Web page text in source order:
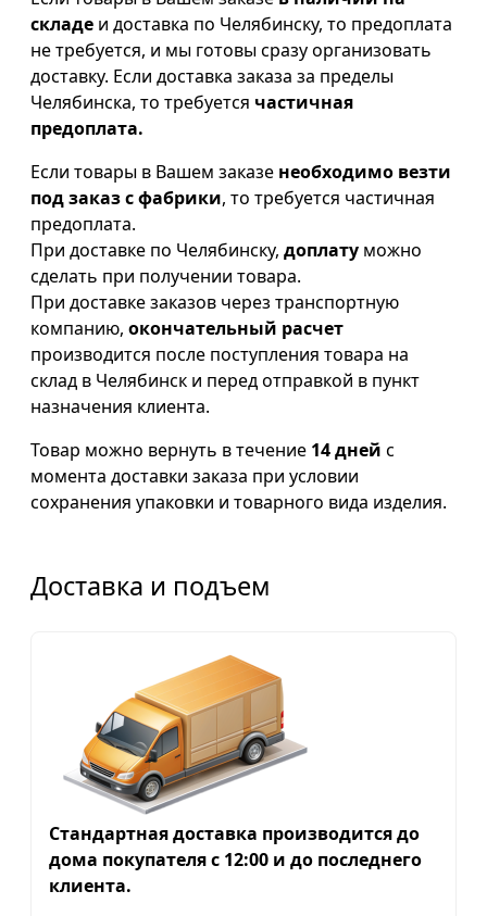
складе и доставка по Челябинску, то предоплата
не требуется, и мы готовы сразу организовать
доставку. Если доставка заказа за пределы
Челябинска, то требуется частичная
предоплата.
Если товары в Вашем заказе необходимо везти
под заказ с фабрики, то требуется частичная
предоплата.
При доставке по Челябинску, доплату можно
сделать при получении товара.
При доставке заказов через транспортную
компанию, окончательный расчет
производится после поступления товара на
склад в Челябинск и перед отправкой в пункт
назначения клиента.
Товар можно вернуть в течение 14 дней с
момента доставки заказа при условии
сохранения упаковки и товарного вида изделия.
Доставка и подъем
Стандартная доставка производится до
дома покупателя с 12:00 и до последнего
клиента.